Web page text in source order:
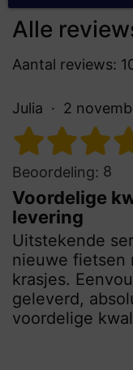
Alle
Aantal reviews:
Julia 2
Beoordeling: 8
Voordelige
levering
Uitstekende
nieuwe fietsen
krasjes.
geleverd,
voordelige